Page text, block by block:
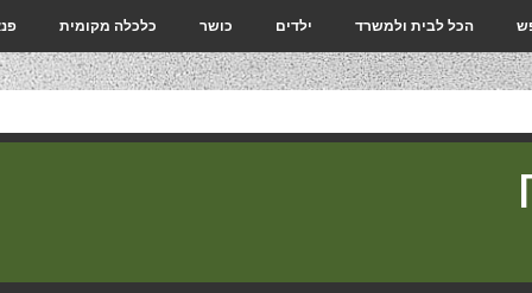
הכל לבית ולמשרד ילדים כושר כלכלה מקומית